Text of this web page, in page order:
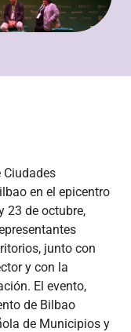
Ciudades
en el epicentro
23 de octubre,
junto con
y con la
El evento,
de Bilbao
de Municipios y